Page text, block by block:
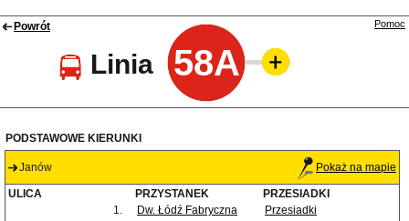
Powrót
Linia 58A
Pomoc
PODSTAWOWE KIERUNKI
Janów Pokaż na mapie
ULICA PRZYSTANEK
PRZESIADKI
1.
Dw. Łódź Fabryczna
Przesiadki